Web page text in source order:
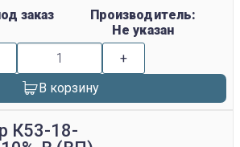
заказ
Производитель:
Не указан
+
В корзину
К53-18-